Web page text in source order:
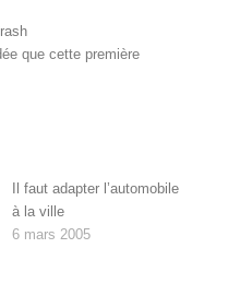
que cette première
Il faut adapter l’automobile
à la ville
6 mars 2005